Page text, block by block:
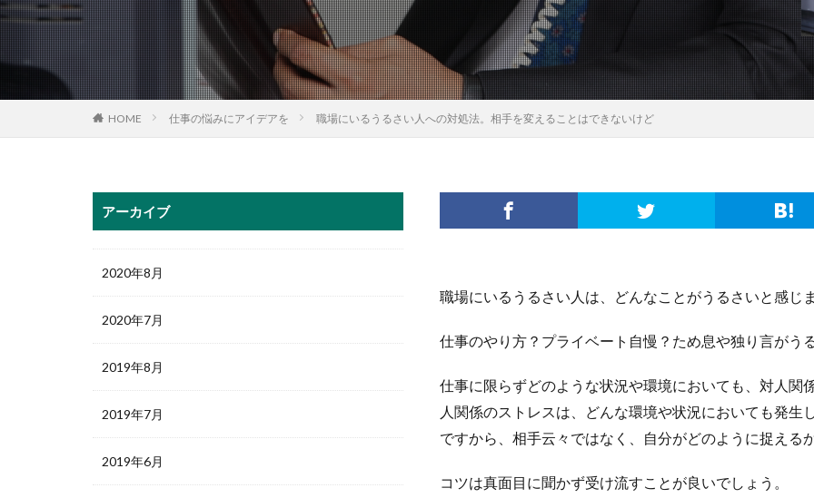
HOME 仕事の悩みにアイデアを 職場にいるうるさい人への対処法。相手を変えることはできないけど
職場にいるうるさい人は、どんなことがうるさいと感じ
仕事のやり方？プライベート自慢？ため息や独り言がう
仕事に限らずどのような状況や環境においても、対人関
人関係のストレスは、どんな環境や状況においても発生
ですから、相手云々ではなく、自分がどのように捉える
コツは真面目に聞かず受け流すことが良いでしょう。
アーカイブ
2020年8月
2020年7月
2019年8月
2019年7月
2019年6月